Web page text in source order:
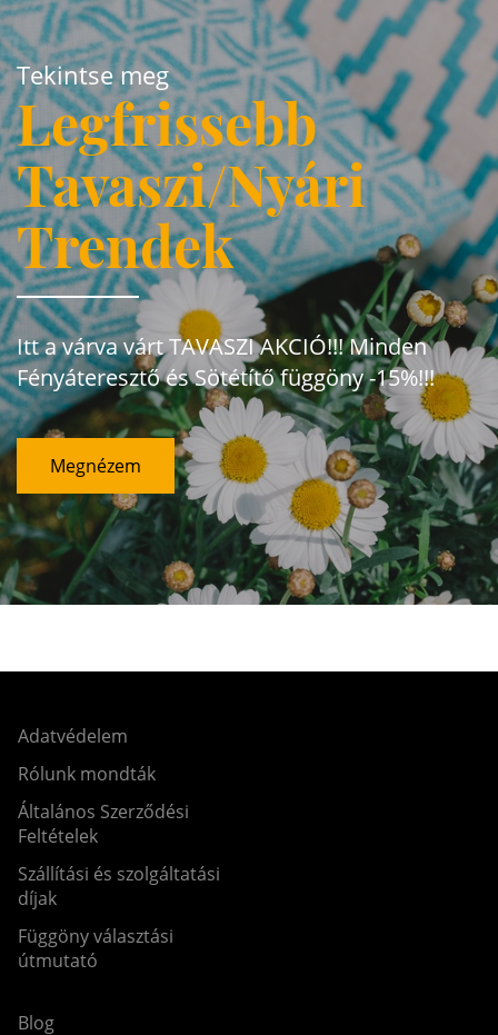
Tekintse meg
Legfrissebb
Tavaszi/Nyári
Trendek
Itt a várva várt TAVASZI AKCIÓ!!! Minden
Fényáteresztő és Sötétítő függöny -15%!!!
Megnézem
Adatvédelem
Rólunk mondták
Általános Szerződési
Feltételek
Szállítási és szolgáltatási
díjak
Függöny választási
útmutató
Blog